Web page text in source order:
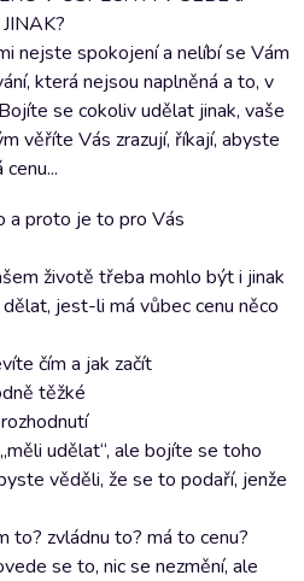
nejste spokojení a nelíbí se Vám
která nejsou naplněná a to, v
se cokoliv udělat jinak, vaše
věříte Vás zrazují, říkají, abyste
a proto je to pro Vás
životě třeba mohlo být i jinak
jest-li má vůbec cenu něco
čím a jak začít
těžké
udělat“, ale bojíte se toho
věděli, že se to podaří, jenže
to? zvládnu to? má to cenu?
se to, nic se nezmění, ale